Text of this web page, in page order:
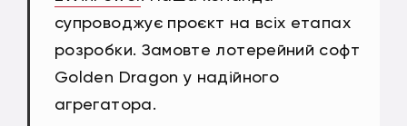
супроводжує проєкт на всіх етапах
розробки. Замовте лотерейний софт
Golden Dragon у надійного
агрегатора.